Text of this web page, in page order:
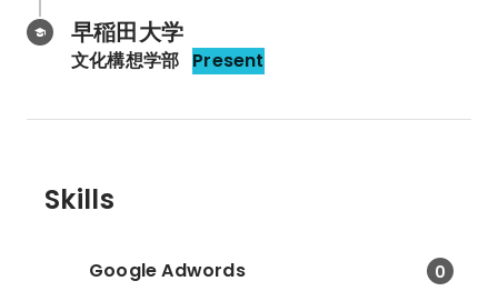
早稲田大学
文化構想学部 Present
Skills
Google Adwords 0